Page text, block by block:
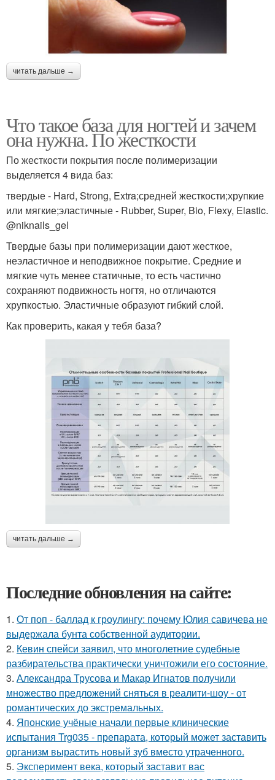
читать дальше →
Что такое база для ногтей и зачем
она нужна. По жесткости
По жесткости покрытия после полимеризации
выделяется 4 вида баз:
твердые - Hard, Strong, Extra;средней жесткости;хрупкие
или мягкие;эластичные - Rubber, Super, Bio, Flexy, Elastic.
@niknails_gel
Твердые базы при полимеризации дают жесткое,
неэластичное и неподвижное покрытие. Средние и
мягкие чуть менее статичные, то есть частично
сохраняют подвижность ногтя, но отличаются
хрупкостью. Эластичные образуют гибкий слой.
Как проверить, какая у тебя база?
читать дальше →
Последние обновления на сайте:
1. От поп - баллад к гроулингу: почему Юлия савичева не
выдержала бунта собственной аудитории.
2. Кевин спейси заявил, что многолетние судебные
разбирательства практически уничтожили его состояние.
3. Александра Трусова и Макар Игнатов получили
множество предложений сняться в реалити-шоу - от
романтических до экстремальных.
4. Японские учёные начали первые клинические
испытания Trg035 - препарата, который может заставить
организм вырастить новый зуб вместо утраченного.
5. Эксперимент века, который заставит вас